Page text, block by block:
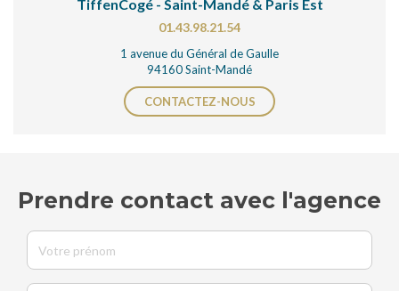
TiffenCogé - Saint-Mandé & Paris Est
01.43.98.21.54
1 avenue du Général de Gaulle
94160 Saint-Mandé
CONTACTEZ-NOUS
Prendre contact avec l'agence